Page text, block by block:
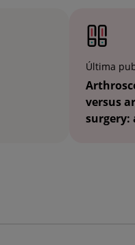
Última
versus
surgery: